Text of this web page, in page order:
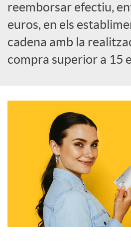
a
l
reemborsar efectiu,
euros, en els
cadena amb la
compra superior a 15